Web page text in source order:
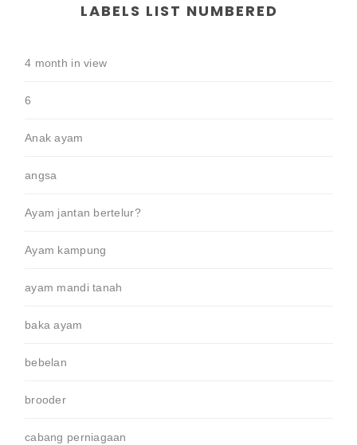
LABELS LIST NUMBERED
4 month in view
6
Anak ayam
angsa
Ayam jantan bertelur?
Ayam kampung
ayam mandi tanah
baka ayam
bebelan
brooder
cabang perniagaan